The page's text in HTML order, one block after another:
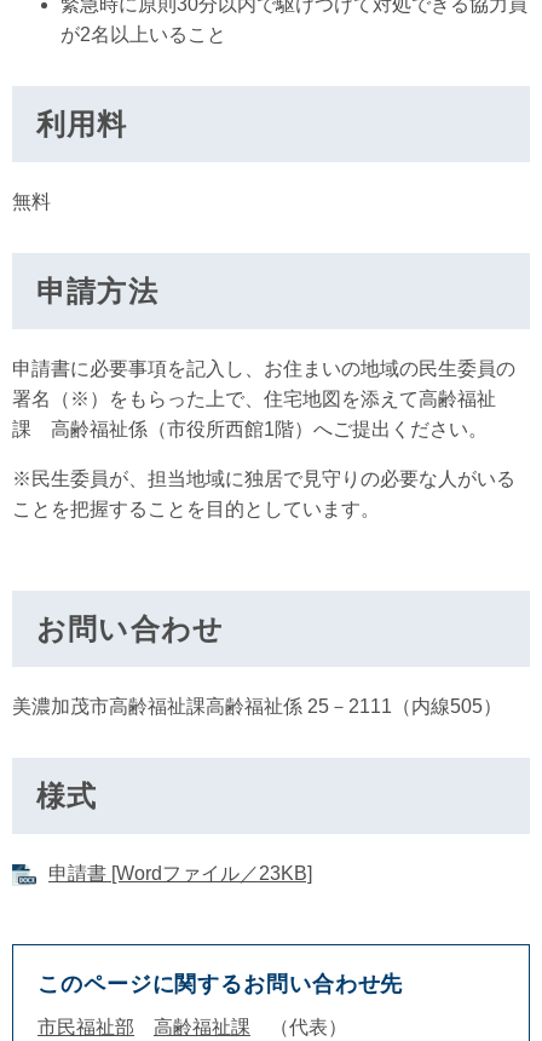
緊急時に原則30分以内で駆けつけて対処できる協力員
が2名以上いること
利用料
無料
申請方法
申請書に必要事項を記入し、お住まいの地域の民生委員の
署名（※）をもらった上で、住宅地図を添えて高齢福祉
課 高齢福祉係（市役所西館1階）へご提出ください。
※民生委員が、担当地域に独居で見守りの必要な人がいる
ことを把握することを目的としています。
お問い合わせ
美濃加茂市高齢福祉課高齢福祉係 25－2111（内線505）
様式
申請書 [Wordファイル／23KB]
このページに関するお問い合わせ先
市民福祉部 高齢福祉課
代表